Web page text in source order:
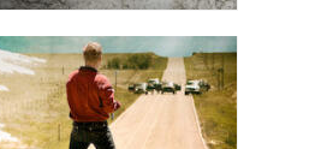
partecipano alla sua cerimonia